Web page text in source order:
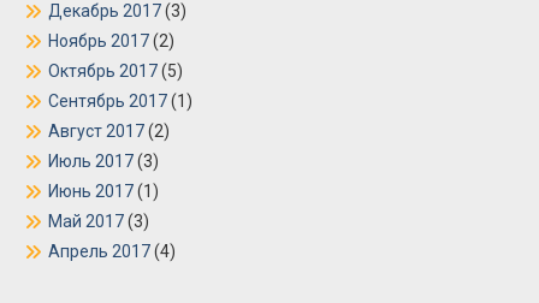
Декабрь 2017(3)
Ноябрь 2017(2)
Октябрь 2017(5)
Сентябрь 2017(1)
Август 2017(2)
Июль 2017(3)
Июнь 2017(1)
Май 2017(3)
Апрель 2017(4)